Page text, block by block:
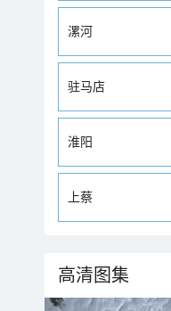
漯河
驻马店
淮阳
上蔡
高清图集